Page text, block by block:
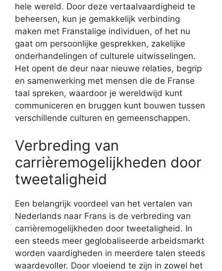
hele wereld. Door deze vertaalvaardigheid te
beheersen, kun je gemakkelijk verbinding
maken met Franstalige individuen, of het nu
gaat om persoonlijke gesprekken, zakelijke
onderhandelingen of culturele uitwisselingen.
Het opent de deur naar nieuwe relaties, begrip
en samenwerking met mensen die de Franse
taal spreken, waardoor je wereldwijd kunt
communiceren en bruggen kunt bouwen tussen
verschillende culturen en gemeenschappen.
Verbreding van
carrièremogelijkheden door
tweetaligheid
Een belangrijk voordeel van het vertalen van
Nederlands naar Frans is de verbreding van
carrièremogelijkheden door tweetaligheid. In
een steeds meer geglobaliseerde arbeidsmarkt
worden vaardigheden in meerdere talen steeds
waardevoller. Door vloeiend te zijn in zowel het